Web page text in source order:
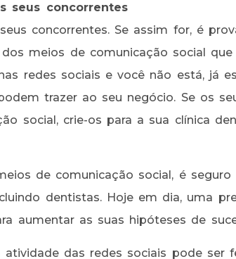
seus concorrentes
concorrentes. Se assim for, é
meios de comunicação social que
redes sociais e você não está, já
trazer ao seu negócio. Se os
social, crie-os para a sua clínica
de comunicação social, é
dentistas. Hoje em dia, uma
aumentar as suas hipóteses de
atividade das redes sociais pode ser